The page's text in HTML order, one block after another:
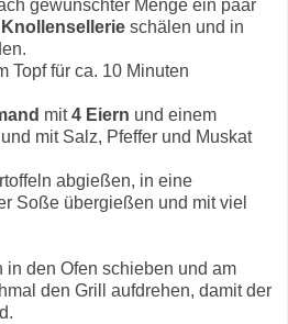
gewünschter Menge ein paar
Knollensellerie schälen und in
Topf für ca. 10 Minuten
mit4 Eiern und einem
mit Salz, Pfeffer und Muskat
abgießen, in eine
Soße übergießen und mit viel
in den Ofen schieben und am
den Grill aufdrehen, damit der